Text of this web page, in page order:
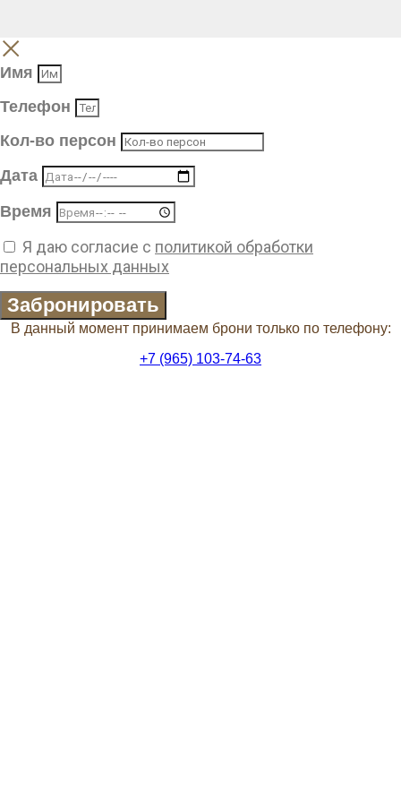
Имя
Телефон
Кол-во персон
Дата
Время
Я даю согласие с политикой обработки
персональных данных
Забронировать
В данный момент принимаем брони только по телефону:
+7 (965) 103-74-63